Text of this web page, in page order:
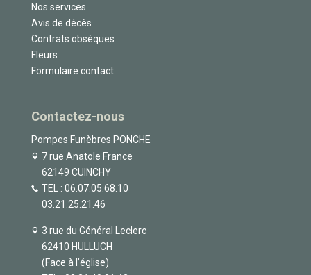
Nos services
Avis de décès
Contrats obsèques
Fleurs
Formulaire contact
Contactez-nous
Pompes Funèbres PONCHE
7 rue Anatole France
62149 CUINCHY
TEL : 06.07.05.68.10
03.21.25.21.46
3 rue du Général Leclerc
62410 HULLUCH
(Face à l’église)